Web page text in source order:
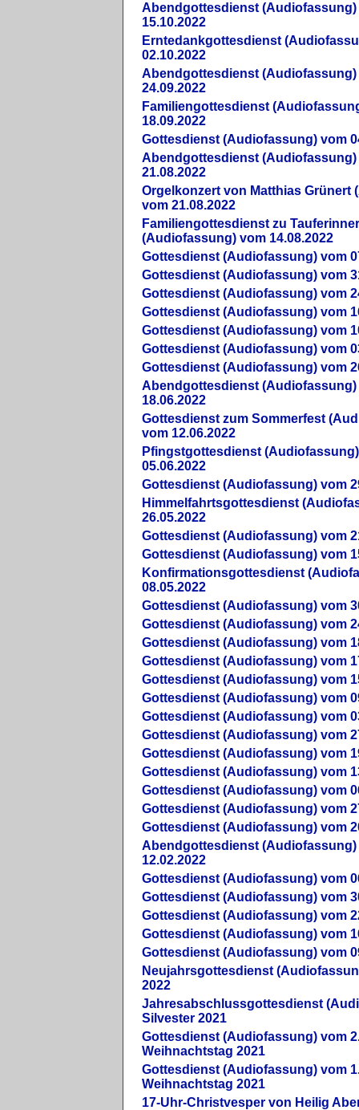
Abendgottesdienst (Audiofassung)
15.10.2022
Erntedankgottesdienst
02.10.2022
Abendgottesdienst (Audiofassung)
24.09.2022
Familiengottesdienst
18.09.2022
Gottesdienst (Audiofassung) vom
Abendgottesdienst (Audiofassung)
21.08.2022
Orgelkonzert von Matthias Grünert
vom 21.08.2022
Familiengottesdienst zu
(Audiofassung) vom 14.08.2022
Gottesdienst (Audiofassung) vom
Gottesdienst (Audiofassung) vom
Gottesdienst (Audiofassung) vom
Gottesdienst (Audiofassung) vom
Gottesdienst (Audiofassung) vom
Gottesdienst (Audiofassung) vom
Gottesdienst (Audiofassung) vom
Abendgottesdienst (Audiofassung)
18.06.2022
Gottesdienst zum Sommerfest
vom 12.06.2022
Pfingstgottesdienst
05.06.2022
Gottesdienst (Audiofassung) vom
Himmelfahrtsgottesdienst
26.05.2022
Gottesdienst (Audiofassung) vom
Gottesdienst (Audiofassung) vom
Konfirmationsgottesdienst
08.05.2022
Gottesdienst (Audiofassung) vom
Gottesdienst (Audiofassung) vom
Gottesdienst (Audiofassung) vom
Gottesdienst (Audiofassung) vom
Gottesdienst (Audiofassung) vom
Gottesdienst (Audiofassung) vom
Gottesdienst (Audiofassung) vom
Gottesdienst (Audiofassung) vom
Gottesdienst (Audiofassung) vom
Gottesdienst (Audiofassung) vom
Gottesdienst (Audiofassung) vom
Gottesdienst (Audiofassung) vom
Gottesdienst (Audiofassung) vom
Abendgottesdienst (Audiofassung)
12.02.2022
Gottesdienst (Audiofassung) vom
Gottesdienst (Audiofassung) vom
Gottesdienst (Audiofassung) vom
Gottesdienst (Audiofassung) vom
Gottesdienst (Audiofassung) vom
Neujahrsgottesdienst
2022
Jahresabschlussgottesdienst
Silvester 2021
Gottesdienst (Audiofassung) vom
Weihnachtstag 2021
Gottesdienst (Audiofassung) vom
Weihnachtstag 2021
17-Uhr-Christvesper von Heilig